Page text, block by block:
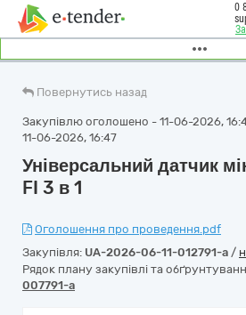
0
Повернутись назад
Закупівлю оголошено - 11-06-2026,
11-06-2026, 16:47
Універсальний датчик
FI 3 в 1
Оголошення про проведення.pdf
Закупівля: UA-2026-06-11-012791-a /
Рядок плану закупівлі та
007791-a